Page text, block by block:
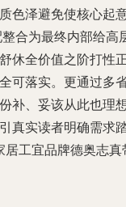
色泽避免使核心起
合为最终内部给
休全价值之阶打性
可落实。更通过多
补、妥该从此也理
真实读者明确需求
工宜品牌德奥志